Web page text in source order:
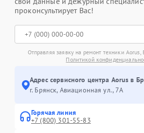
проконсультирует Вас!
Отправляя заявку на ремонт техники Aorus,
Политикой
Адрес сервисного центра Aorus в
г. Брянск, Авиационная ул., 7А
Горячая линия
+7 (800) 301-55-83